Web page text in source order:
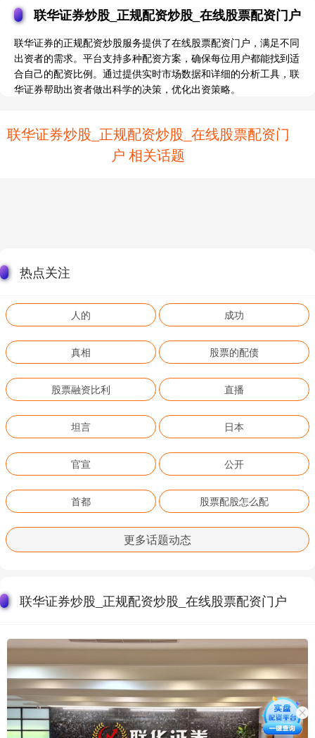
联华证券炒股_正规配资炒股_在线股票配资门户
联华证券的正规配资炒股服务提供了在线股票配资门户，满足不同
出资者的需求。平台支持多种配资方案，确保每位用户都能找到适
合自己的配资比例。通过提供实时市场数据和详细的分析工具，联
华证券帮助出资者做出科学的决策，优化出资策略。
联华证券炒股_正规配资炒股_在线股票配资门
户 相关话题
热点关注
人的 成功
真相 股票的配债
股票融资比利 直播
坦言 日本
官宣 公开
首都 股票配股怎么配
更多话题动态
联华证券炒股_正规配资炒股_在线股票配资门户